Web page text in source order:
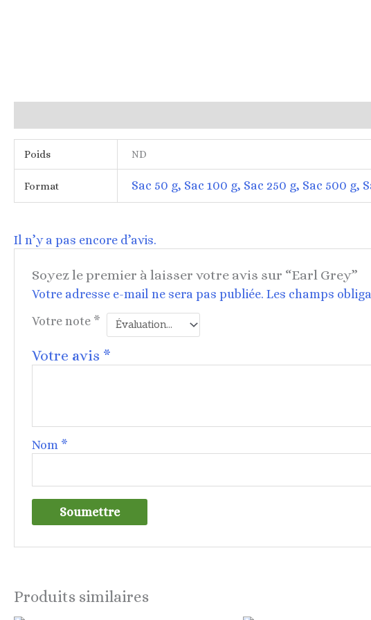
Poids ND
Format Sac 50 g, Sac 100 g, Sac 250 g, Sac 500 g,
Il n’y a pas encore d’avis.
Soyez le premier à laisser votre avis sur “Earl Grey”
Votre adresse e-mail ne sera pas publiée. Les champs
Votre note *
Votre avis *
Nom *
Produits similaires